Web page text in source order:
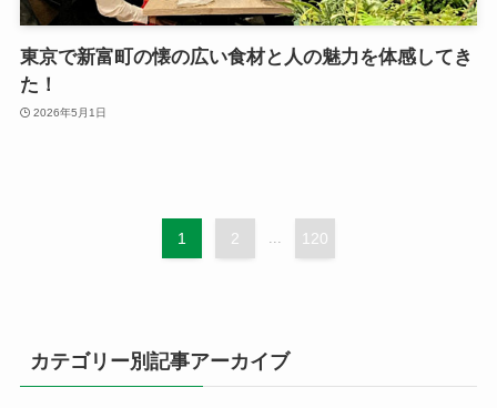
東京で新富町の懐の広い食材と人の魅力を体感してき
た！
2026年5月1日
1 2 ... 120
カテゴリー別記事アーカイブ